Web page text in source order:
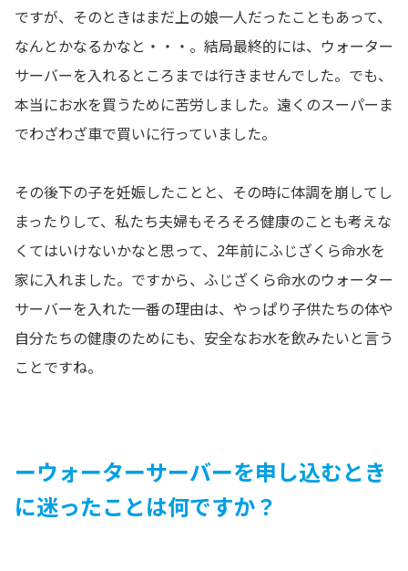
ですが、そのときはまだ上の娘一人だったこともあって、
なんとかなるかなと・・・。結局最終的には、ウォーター
サーバーを入れるところまでは行きませんでした。でも、
本当にお水を買うために苦労しました。遠くのスーパーま
でわざわざ車で買いに行っていました。
その後下の子を妊娠したことと、その時に体調を崩してし
まったりして、私たち夫婦もそろそろ健康のことも考えな
くてはいけないかなと思って、2年前にふじざくら命水を
家に入れました。ですから、ふじざくら命水のウォーター
サーバーを入れた一番の理由は、やっぱり子供たちの体や
自分たちの健康のためにも、安全なお水を飲みたいと言う
ことですね。
ーウォーターサーバーを申し込むとき
に迷ったことは何ですか？